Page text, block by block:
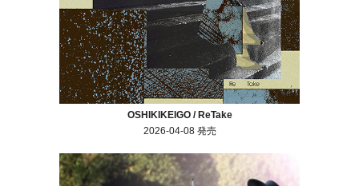
OSHIKIKEIGO / ReTake
2026-04-08 発売